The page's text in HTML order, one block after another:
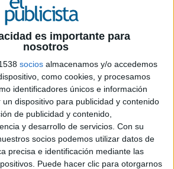
es importante para
nosotros
socios almacenamos y/o accedemos
como cookies, y procesamos
identificadores únicos e información
dispositivo para publicidad y contenido
de publicidad y contenido,
y desarrollo de servicios. Con su
socios podemos utilizar datos de
precisa e identificación mediante las
Puede hacer clic para otorgarnos
1º-1ª 08006 Barcelona Tel.:
www.lewispr.com
IMPRIMIR
TWEET
SHARE